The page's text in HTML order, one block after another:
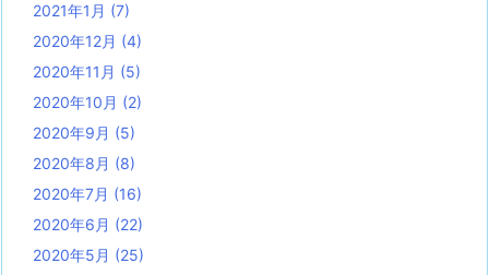
2021年1月 (7)
2020年12月 (4)
2020年11月 (5)
2020年10月 (2)
2020年9月 (5)
2020年8月 (8)
2020年7月 (16)
2020年6月 (22)
2020年5月 (25)